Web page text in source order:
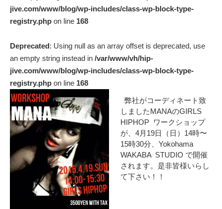
jive.com/www/blog/wp-includes/class-wp-block-type-
registry.php on line 168
Deprecated: Using null as an array offset is deprecated, use
an empty string instead in /var/www/vh/hip-
jive.com/www/blog/wp-includes/class-wp-block-type-
registry.php on line 168
弊社がコーディネート致
しましたMANAのGIRLS
HIPHOP ワークショップ
が、4月19日（日）14時〜
15時30分、Yokohama
WAKABA STUDIO で開催
されます。是非皆様いらし
て下さい！！